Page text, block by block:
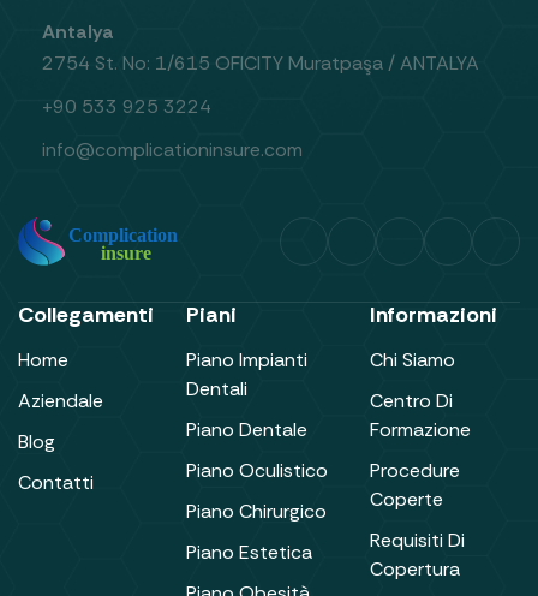
Antalya
2754 St. No: 1/615 OFICITY Muratpaşa / ANTALYA
+90 533 925 3224
info@complicationinsure.com
Collegamenti
Home
Aziendale
Blog
Contatti
Piani
Piano Impianti
Dentali
Piano Dentale
Piano Oculistico
Piano Chirurgico
Piano Estetica
Informazioni
Chi Siamo
Centro Di
Formazione
Procedure
Coperte
Requisiti Di
Copertura